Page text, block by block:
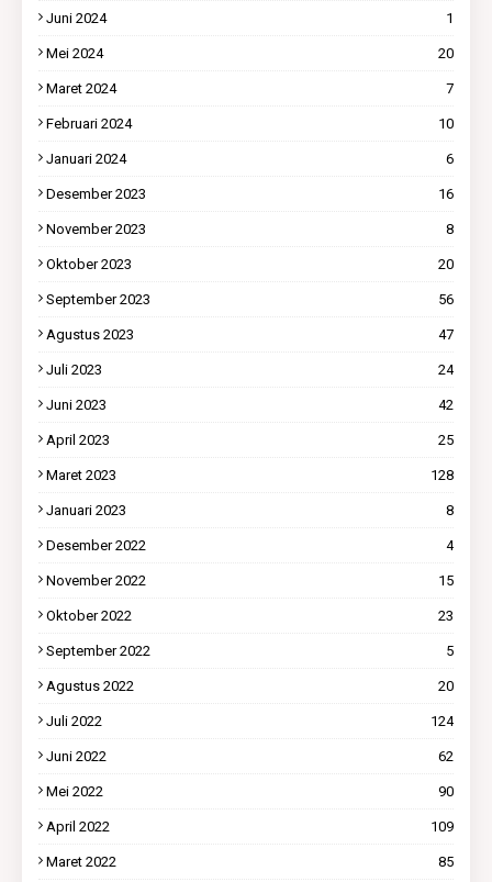
Juni 2024 1
Mei 2024 20
Maret 2024 7
Februari 2024 10
Januari 2024 6
Desember 2023 16
November 2023 8
Oktober 2023 20
September 2023 56
Agustus 2023 47
Juli 2023 24
Juni 2023 42
April 2023 25
Maret 2023 128
Januari 2023 8
Desember 2022 4
November 2022 15
Oktober 2022 23
September 2022 5
Agustus 2022 20
Juli 2022 124
Juni 2022 62
Mei 2022 90
April 2022 109
Maret 2022 85